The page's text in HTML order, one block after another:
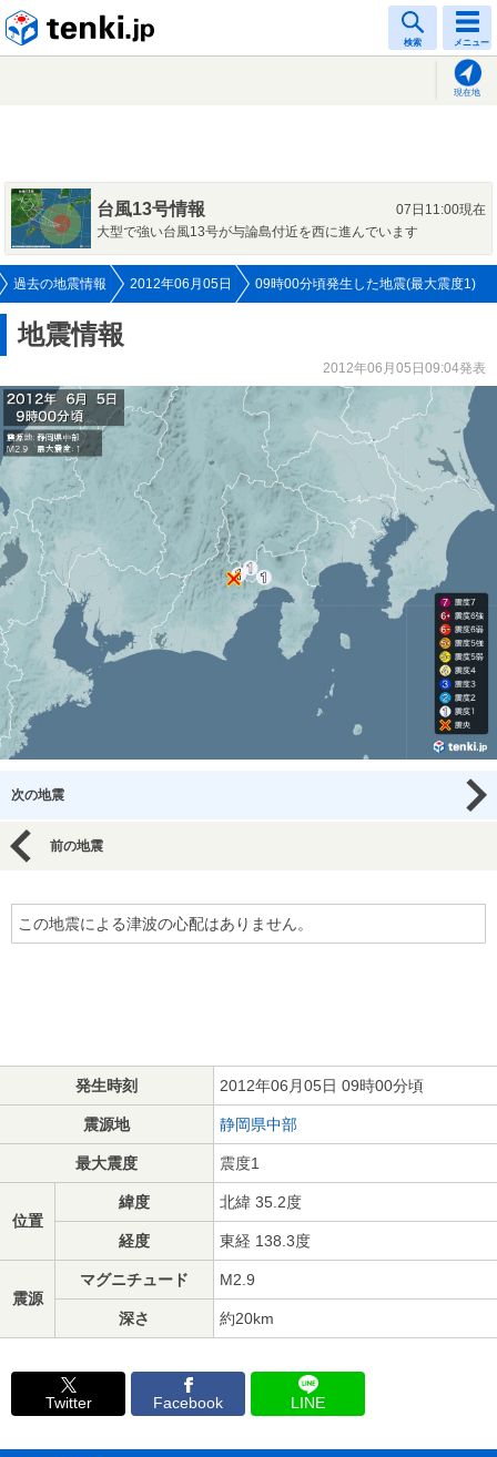
検索 メニュー
現在地
台風13号情報
07日11:00現在
大型で強い台風13号が与論島付近を西に進んでいます
過去の地震情報 2012年06月05日 09時00分頃発生した地震(最大震度1)
地震情報
2012年06月05日09:04発表
次の地震
前の地震
この地震による津波の心配はありません。
発生時刻 2012年06月05日 09時00分頃
震源地 静岡県中部
最大震度 震度1
位置
緯度 北緯 35.2度
経度 東経 138.3度
震源
マグニチュード M2.9
深さ 約20km
Twitter Facebook LINE